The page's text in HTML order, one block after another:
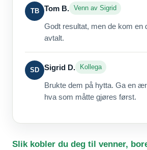
TB Tom B. Venn av Sigrid
Godt resultat, men de kom en
avtalt.
SD Sigrid D. Kollega
Brukte dem på hytta. Ga en
hva som måtte gjøres først.
Slik kobler du deg til venner,